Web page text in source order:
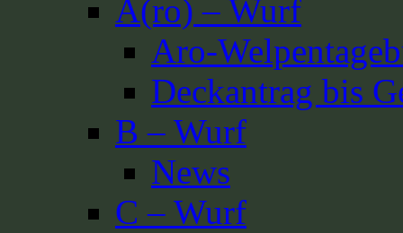
A(ro) – Wurf
Aro-
Deckantrag bis
B – Wurf
News
C – Wurf